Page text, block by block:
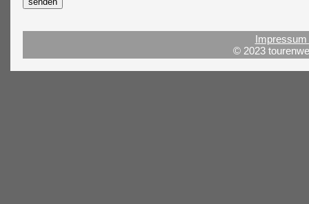
© 2023